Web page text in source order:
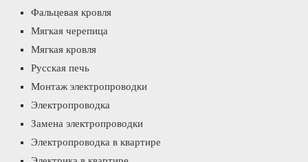
Фальцевая кровля
Мягкая черепица
Мягкая кровля
Русская печь
Монтаж электропроводки
Электропроводка
Замена электропроводки
Электропроводка в квартире